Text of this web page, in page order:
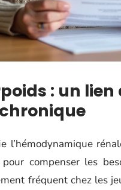
: un
l’hémodynamique
compenser les
fréquent chez les